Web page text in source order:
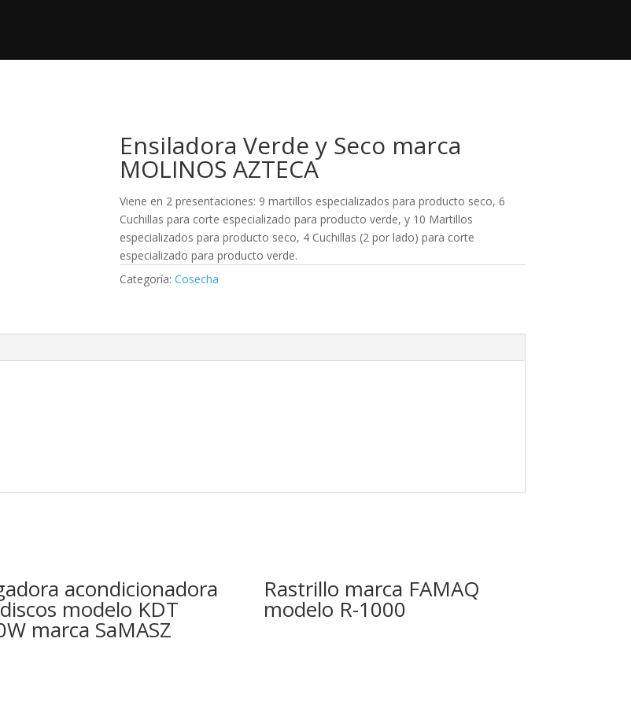
Ensiladora Verde y Seco marca
MOLINOS AZTECA
Viene en 2 presentaciones: 9 martillos especializados para producto seco, 6
Cuchillas para corte especializado para producto verde, y 10 Martillos
especializados para producto seco, 4 Cuchillas (2 por lado) para corte
especializado para producto verde.
Categoría: Cosecha
acondicionadora
modelo KDT
marca SaMASZ
Rastrillo marca FAMAQ
modelo R-1000